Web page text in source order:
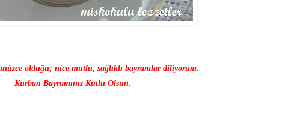
olduğu; nice mutlu, sağlıklı bayramlar diliyorum.
Kurban Bayramınız Kutlu Olsun.